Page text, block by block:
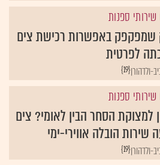
ספנות
שמפקפק באפשרות רכישת צים
לפרטית
{19}ולדהורן
ספנות
למצוקת הסחר הבין לאומי? צים
שירות הובלה אווירי-ימי
{19}ולדהורן